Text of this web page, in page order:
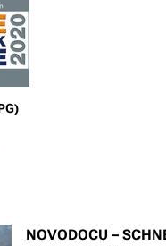
NOVODOCU –